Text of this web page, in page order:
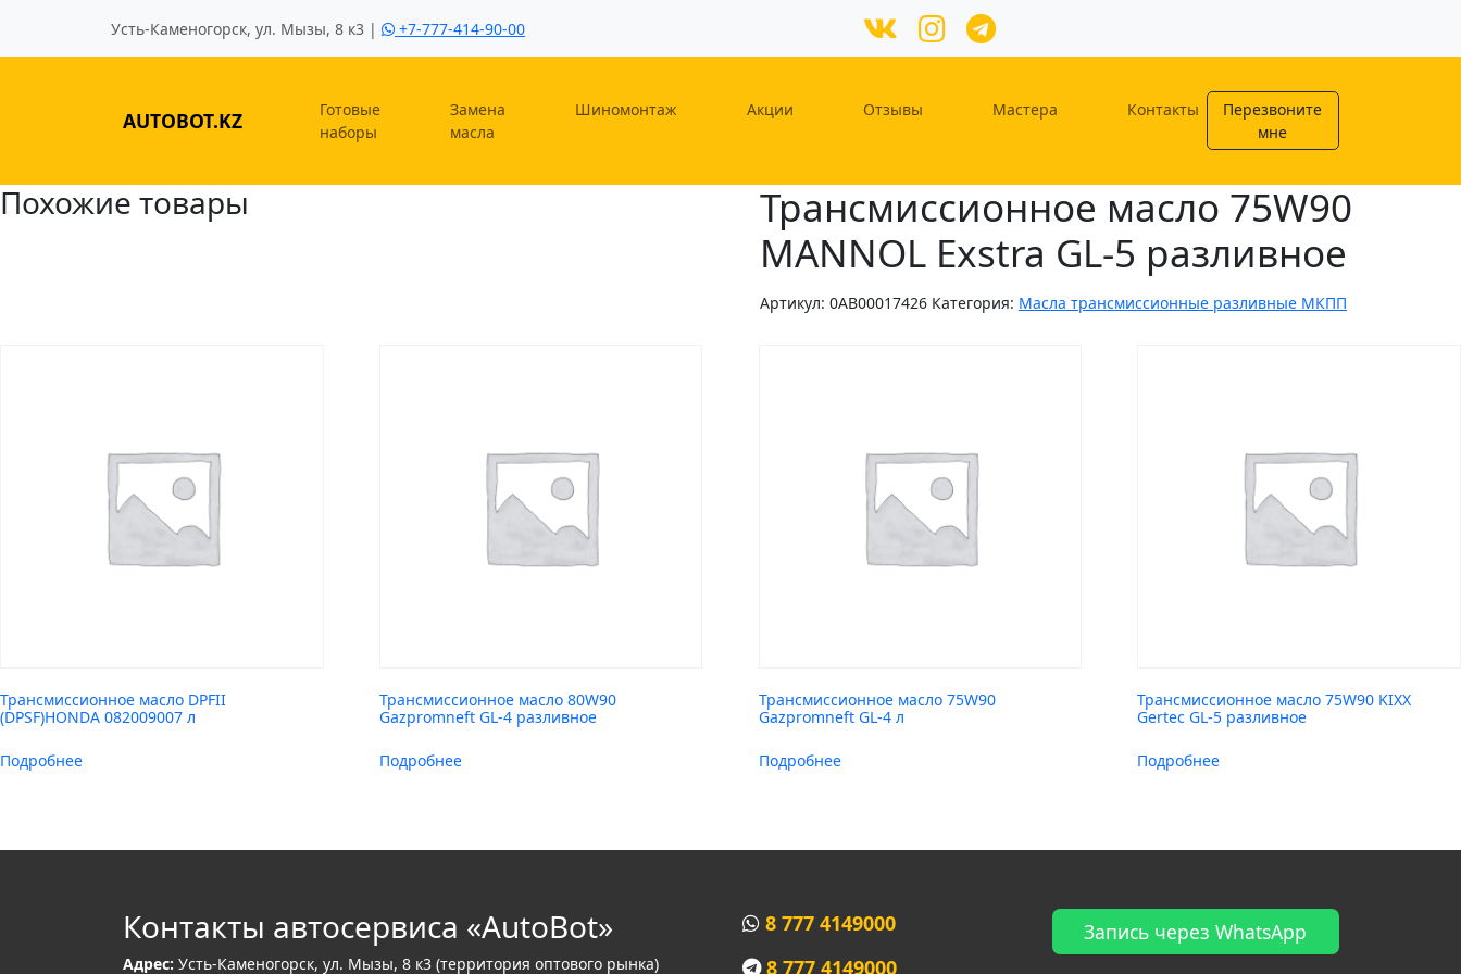
Усть-Каменогорск, ул. Мызы, 8 к3 | +7-777-414-90-00
AUTOBOT.KZ
Готовые
наборы
Замена
масла
Шиномонтаж Акции Отзывы Мастера Контакты
Перезвоните
мне
Трансмиссионное масло 75W90
MANNOL Exstra GL-5 разливное
Артикул: 0AB00017426 Категория: Масла трансмиссионные разливные МКПП
Похожие товары
Трансмиссионное масло DPFII
(DPSF)HONDA 082009007 л
Подробнее
Трансмиссионное масло 80W90
Gazpromneft GL-4 разливное
Подробнее
Трансмиссионное масло 75W90
Gazpromneft GL-4 л
Подробнее
Трансмиссионное масло 75W90 KIXX
Gertec GL-5 разливное
Подробнее
Контакты автосервиса «AutoBot»
Адрес: Усть-Каменогорск, ул. Мызы, 8 к3 (территория оптового рынка)
8 777 4149000
8 777 4149000
Запись через WhatsApp